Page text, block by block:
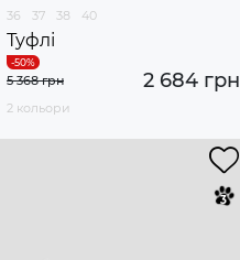
36 37 38 40
Туфлі
2 684 грн
5 368 грн
2 кольори